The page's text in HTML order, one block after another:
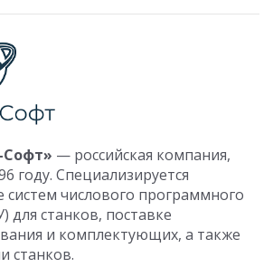
— российская компания,
году. Специализируется
систем числового программного
для станков, поставке
и комплектующих, а также
станков.